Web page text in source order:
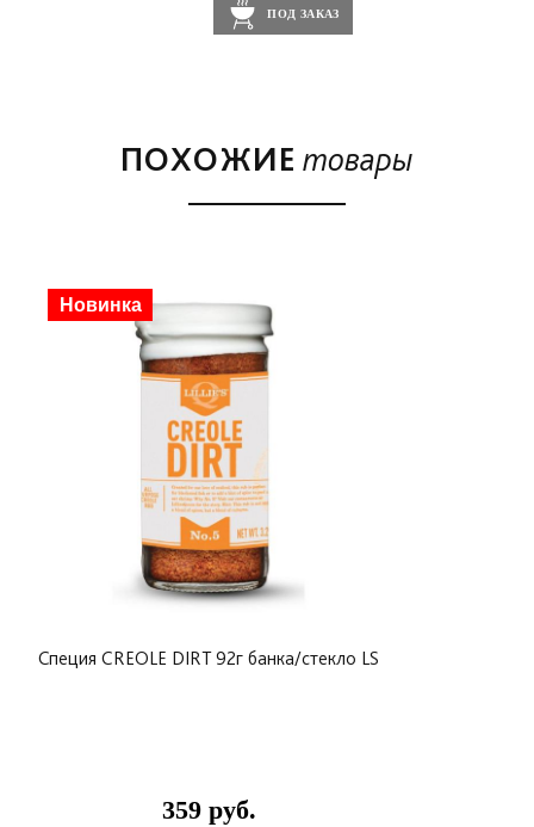
ПОД ЗАКАЗ
ПОХОЖИЕ товары
Новинка
Специя CREOLE DIRT 92г банка/стекло LS
359 руб.